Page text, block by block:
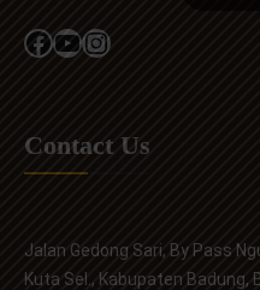
Facebook YouTube Instagram
Contact Us
Jalan Gedong Sari, By Pass
Kuta Sel., Kabupaten Badung,